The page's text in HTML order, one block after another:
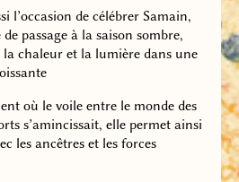
l’occasion de célébrer Samain,
passage à la saison sombre,
chaleur et la lumière dans une
où le voile entre le monde des
s’amincissait, elle permet ainsi
les ancêtres et les forces